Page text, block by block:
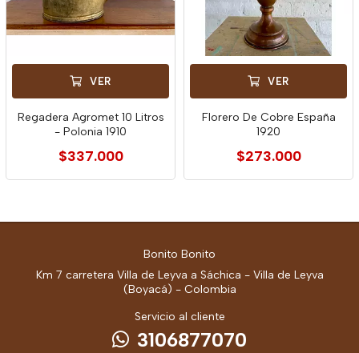
VER
Regadera Agromet 10 Litros
- Polonia 1910
$337.000
VER
Florero De Cobre España
1920
$273.000
Bonito Bonito
Km 7 carretera Villa de Leyva a Sáchica - Villa de Leyva
(Boyacá) - Colombia
Servicio al cliente
3106877070